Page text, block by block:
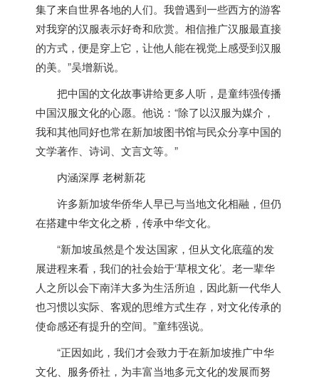
集了来自世界各地的人们。我曾遇到一些西方的游客
对我穿的汉服表示好奇和欣赏。相信推广汉服最直接
的方式，便是穿上它，让他人能在视觉上感受到汉服
的美。”吴增新说。
把中国的文化故事讲给更多人听，是童纬强传播
中国汉服文化的心愿。他说：“除了以汉服为媒介，
我和其他同好也常在新加坡图书馆与民众分享中国的
文学著作、诗词、文言文等。”
内涵深厚 老树新花
许多新加坡华侨华人早已与当地文化相融，但仍
在搭建中华文化之桥，传承中华文化。
“新加坡虽然是个发达国家，但从文化底蕴的发
展进程来看，我们的社会始于‘草根文化’。老一辈华
人之所以会下南洋大多为生活所迫，因此新一代华人
也习惯以实际、客观的思维方式生存，对文化传承的
使命感还有提升的空间。”童纬强说。
“正因如此，我们才会致力于在新加坡推广中华
文化、服务侨社，为丰富当地多元文化的发展而努